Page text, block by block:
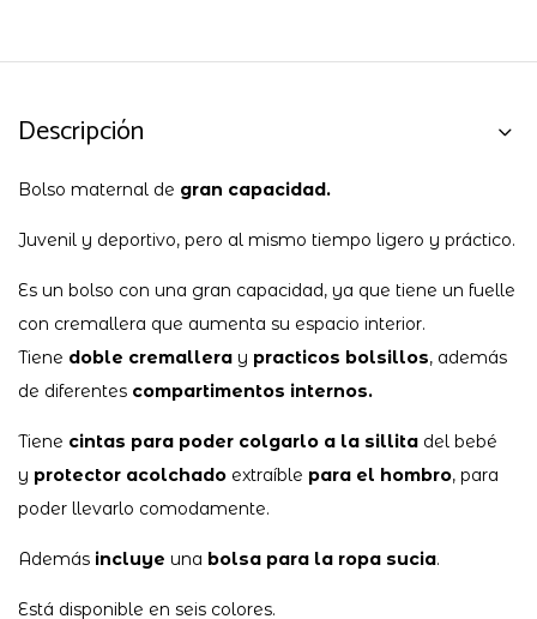
Descripción
Bolso maternal de gran capacidad.
Juvenil y deportivo, pero al mismo tiempo ligero y práctico.
Es un bolso con una gran capacidad, ya que tiene un fuelle
con cremallera que aumenta su espacio interior.
Tiene doble cremallera y practicos bolsillos, además
de diferentes compartimentos internos.
Tiene cintas para poder colgarlo a la sillita del bebé
y protector acolchado extraíble para el hombro, para
poder llevarlo comodamente.
Además incluye una bolsa para la ropa sucia.
Está disponible en seis colores.